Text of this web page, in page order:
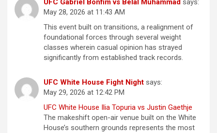
UFC Gabriel Bonfim vs Belal Muhammad says:
May 28, 2026 at 11:43 AM
This event built on transitions, a realignment of
foundational forces through several weight
classes wherein casual opinion has strayed
significantly from established track records.
UFC White House Fight Night says:
May 29, 2026 at 12:42 PM
UFC White House Ilia Topuria vs Justin Gaethje
The makeshift open-air venue built on the White
House’s southern grounds represents the most